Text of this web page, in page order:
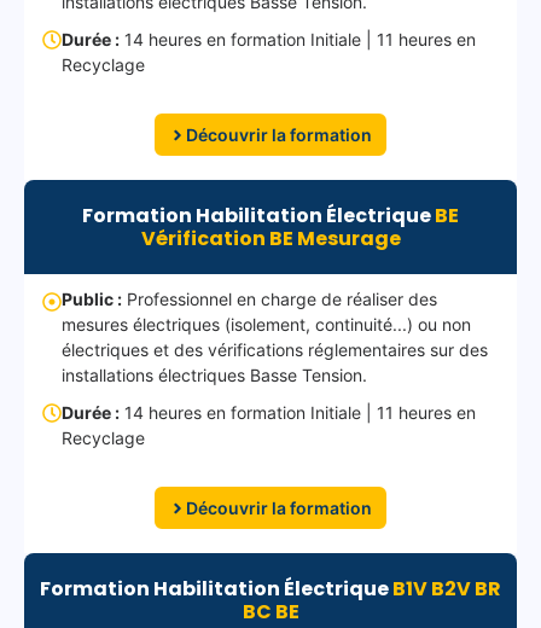
Durée : 14 heures en formation Initiale | 11 heures en
Recyclage
Découvrir la formation
Formation Habilitation ÉlectriqueBE
Vérification BE Mesurage
Public : Professionnel en charge de réaliser des
mesures électriques (isolement, continuité...) ou non
électriques et des vérifications réglementaires sur des
installations électriques Basse Tension.
Durée : 14 heures en formation Initiale | 11 heures en
Recyclage
Découvrir la formation
Formation Habilitation ÉlectriqueB1V B2V BR
BC BE